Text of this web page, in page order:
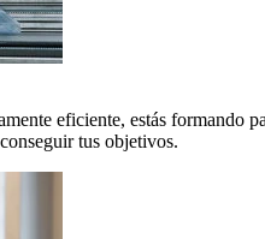
eficiente, estás formando
tus objetivos.